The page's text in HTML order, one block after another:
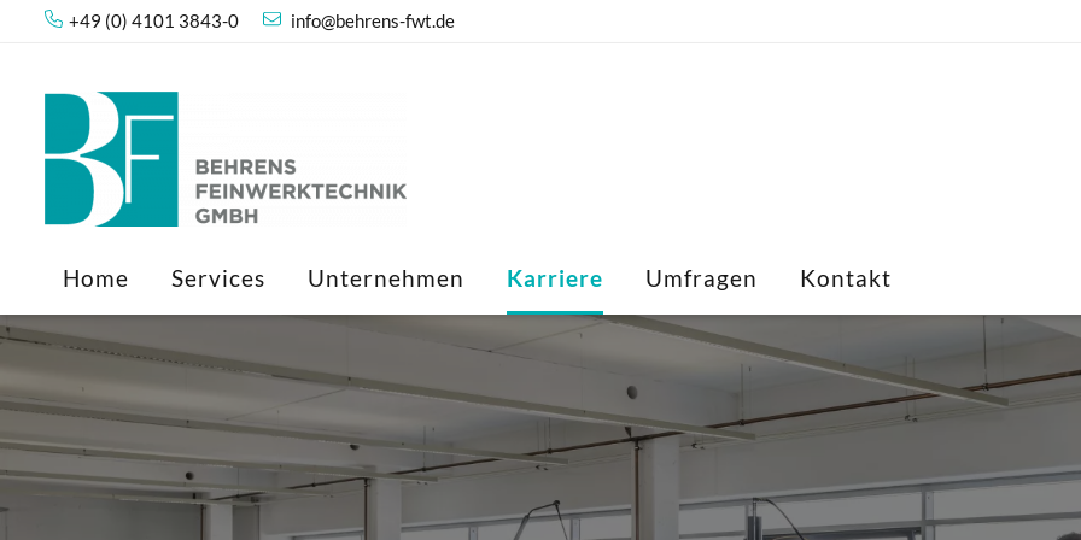
+49 (0) 4101 3843-0 info@behrens-fwt.de
Home Services Unternehmen Karriere Umfragen Kontakt
Umfragen
Kontakt